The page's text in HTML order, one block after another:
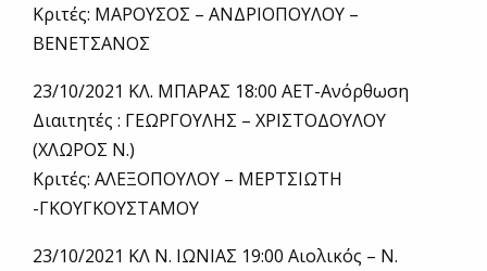
Κριτές: ΜΑΡΟΥΣΟΣ – ΑΝΔΡΙΟΠΟΥΛΟΥ –
ΒΕΝΕΤΣΑΝΟΣ
23/10/2021 ΚΛ. ΜΠΑΡΑΣ 18:00 ΑΕΤ-Ανόρθωση
Διαιτητές : ΓΕΩΡΓΟΥΛΗΣ – ΧΡΙΣΤΟΔΟΥΛΟΥ
(ΧΛΩΡΟΣ Ν.)
Κριτές: ΑΛΕΞΟΠΟΥΛΟΥ – ΜΕΡΤΣΙΩΤΗ
-ΓΚΟΥΓΚΟΥΣΤΑΜΟΥ
23/10/2021 ΚΛ Ν. ΙΩΝΙΑΣ 19:00 Αιολικός – Ν.